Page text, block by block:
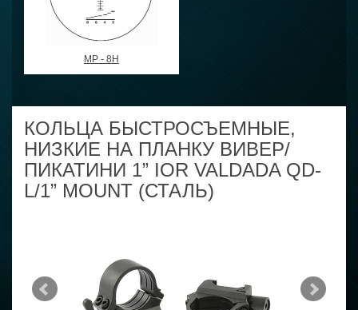
MP - 8H
КОЛЬЦА БЫСТРОСЪЕМНЫЕ,
НИЗКИЕ НА ПЛАНКУ ВИВЕР/
ПИКАТИНИ 1” IOR VALDADA QD-
L/1” MOUNT (СТАЛЬ)